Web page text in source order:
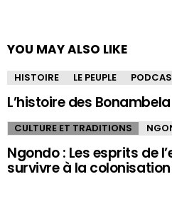
YOU MAY ALSO LIKE
HISTOIRE LE PEUPLE
L’histoire des Bonambela
CULTURE ET TRADITIONS
Ngondo : Les esprits de
survivre à la colonisation